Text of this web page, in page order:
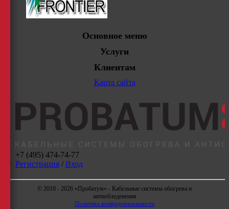
Основное меню
Услуги
Клиентам
Карта сайта
+7 (495) 474-74-77
Регистрация/ Вход
© 2010 - 2026 «Пробатум» - Кабельные системы обогрева и
антиобледенения
Политика конфиденциальности